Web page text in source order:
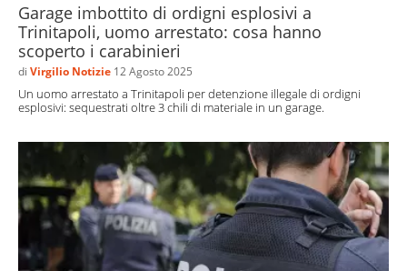
Garage imbottito di ordigni esplosivi a
Trinitapoli, uomo arrestato: cosa hanno
scoperto i carabinieri
di Virgilio Notizie 12 Agosto 2025
Un uomo arrestato a Trinitapoli per detenzione illegale di ordigni
esplosivi: sequestrati oltre 3 chili di materiale in un garage.